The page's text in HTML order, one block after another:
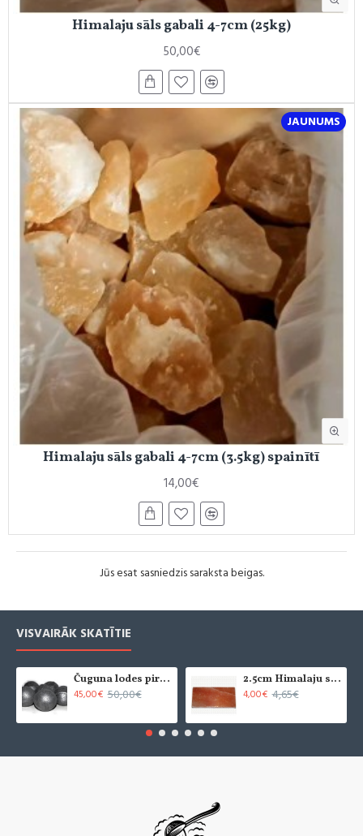
Himalaju sāls gabali 4-7cm (25kg)
50,00€
JAUNUMS
Himalaju sāls gabali 4-7cm (3.5kg) spainītī
14,00€
Jūs esat sasniedzis saraksta beigas.
VISVAIRĀK SKATĪTIE
Čuguna lodes pirts krāsnīm (6 gab.)
45,00€ 50,00€
2.5cm Himalaju sāls flīze - slīpēta (x1)
4,00€ 4,65€